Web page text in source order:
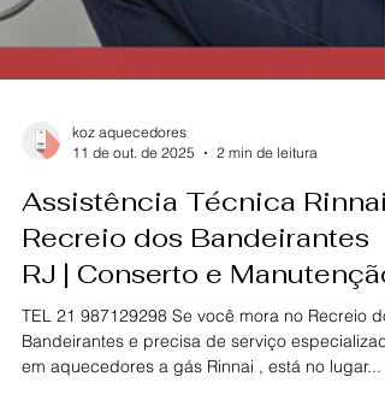
koz aquecedores
Assistência Técnica Rinnai |
Recreio dos Bandeirantes